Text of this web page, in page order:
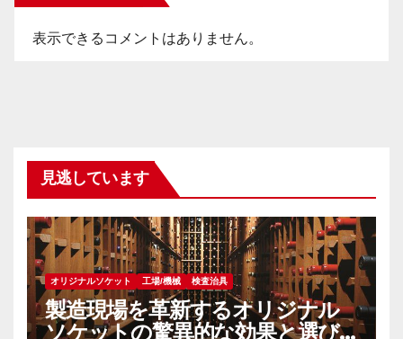
表示できるコメントはありません。
見逃しています
オリジナルソケット 工場/機械 検査治具
製造現場を革新するオリジナル
ソケットの驚異的な効果と選び